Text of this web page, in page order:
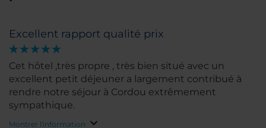
Excellent rapport qualité prix
Cet hôtel ,très propre , très bien situé avec un
excellent petit déjeuner a largement contribué à
rendre notre séjour à Cordou extrêmement
sympathique.
Montrer l'information